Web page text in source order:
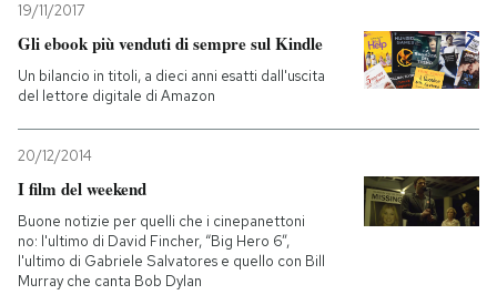
19/11/2017
Gli ebook più venduti di sempre sul Kindle
Un bilancio in titoli, a dieci anni esatti dall'uscita
del lettore digitale di Amazon
20/12/2014
I film del weekend
Buone notizie per quelli che i cinepanettoni
no: l'ultimo di David Fincher, “Big Hero 6”,
l'ultimo di Gabriele Salvatores e quello con Bill
Murray che canta Bob Dylan